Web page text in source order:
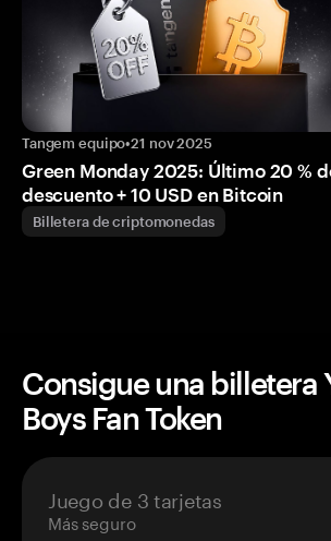
Tangem equipo•21 nov 2025
Green Monday 2025: Último 20 %
descuento + 10 USD en Bitcoin
Billetera de criptomonedas
Consigue una billetera
Boys Fan Token
Juego de 3 tarjetas
Más seguro